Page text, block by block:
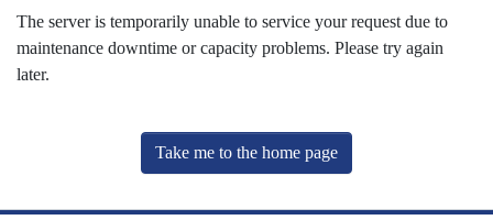
The server is temporarily unable to service your request due to
maintenance downtime or capacity problems. Please try again
later.
Take me to the home page